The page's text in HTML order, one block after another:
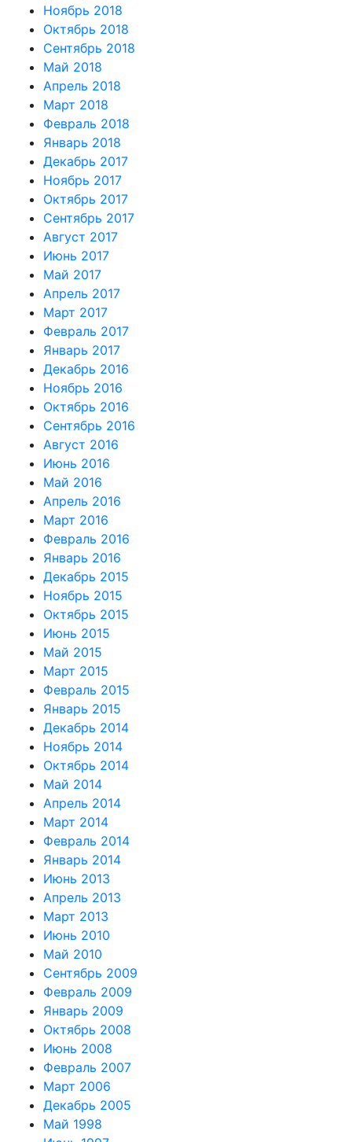
Ноябрь 2018
Октябрь 2018
Сентябрь 2018
Май 2018
Апрель 2018
Март 2018
Февраль 2018
Январь 2018
Декабрь 2017
Ноябрь 2017
Октябрь 2017
Сентябрь 2017
Август 2017
Июнь 2017
Май 2017
Апрель 2017
Март 2017
Февраль 2017
Январь 2017
Декабрь 2016
Ноябрь 2016
Октябрь 2016
Сентябрь 2016
Август 2016
Июнь 2016
Май 2016
Апрель 2016
Март 2016
Февраль 2016
Январь 2016
Декабрь 2015
Ноябрь 2015
Октябрь 2015
Июнь 2015
Май 2015
Март 2015
Февраль 2015
Январь 2015
Декабрь 2014
Ноябрь 2014
Октябрь 2014
Май 2014
Апрель 2014
Март 2014
Февраль 2014
Январь 2014
Июнь 2013
Апрель 2013
Март 2013
Июнь 2010
Май 2010
Сентябрь 2009
Февраль 2009
Январь 2009
Октябрь 2008
Июнь 2008
Февраль 2007
Март 2006
Декабрь 2005
Май 1998